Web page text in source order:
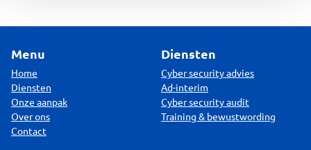
Menu
Home
Diensten
Onze aanpak
Over ons
Contact
Diensten
Cyber security advies
Ad-interim
Cyber security audit
Training & bewustwording